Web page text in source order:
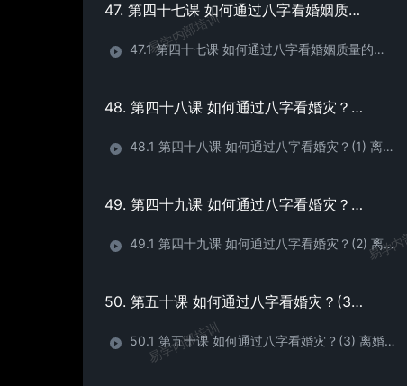
47. 第四十七课 如何通过八字看婚姻质量的高低？婚灾如何看 （2）
47.1 第四十七课 如何通过八字看婚姻质量的高低？婚灾如何看 （2）出轨外遇
48. 第四十八课 如何通过八字看婚灾？(1) 离婚和丧偶
48.1 第四十八课 如何通过八字看婚灾？(1) 离婚和丧偶
49. 第四十九课 如何通过八字看婚灾？(2) 离婚和丧偶
49.1 第四十九课 如何通过八字看婚灾？(2) 离婚和丧偶
50. 第五十课 如何通过八字看婚灾？(3) 离婚和丧偶
50.1 第五十课 如何通过八字看婚灾？(3) 离婚和丧偶
易学内部培训
易学内部培训
易学